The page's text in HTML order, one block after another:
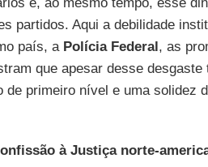
partidos. Aqui a debilidade
país, a Polícia Federal, as
que apesar desse desgaste
primeiro nível e uma solidez
à Justiça norte-